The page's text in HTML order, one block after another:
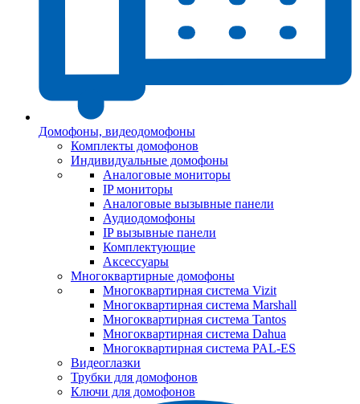
Домофоны, видеодомофоны
Комплекты домофонов
Индивидуальные домофоны
Аналоговые мониторы
IP мониторы
Аналоговые вызывные панели
Аудиодомофоны
IP вызывные панели
Комплектующие
Аксессуары
Многоквартирные домофоны
Многоквартирная система Vizit
Многоквартирная система Marshall
Многоквартирная система Tantos
Многоквартирная система Dahua
Многоквартирная система PAL-ES
Видеоглазки
Трубки для домофонов
Ключи для домофонов